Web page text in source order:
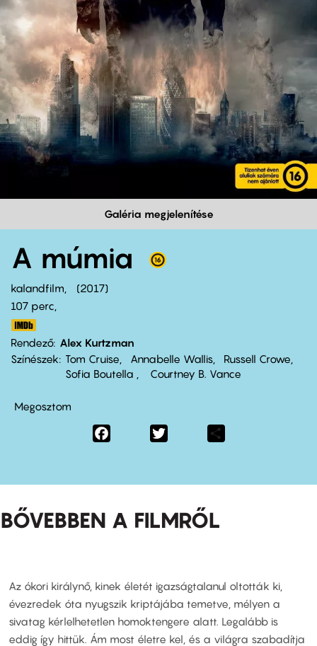
Galéria megjelenítése
A múmia
kalandfilm
2017
107 perc,
Rendező Alex Kurtzman
Színészek
Tom Cruise Annabelle Wallis
Russell Crowe
Sofia Boutella
Courtney B. Vance
Megosztom
Facebook
BŐVEBBEN A FILMRŐL
Az ókori királynő, kinek életét igazságtalanul oltották ki,
évezredek óta nyugszik kriptájába temetve, mélyen a
sivatag kérlelhetetlen homoktengere alatt. Legalább is
eddig így hittük. Ám most életre kel, és a világra szabadítja